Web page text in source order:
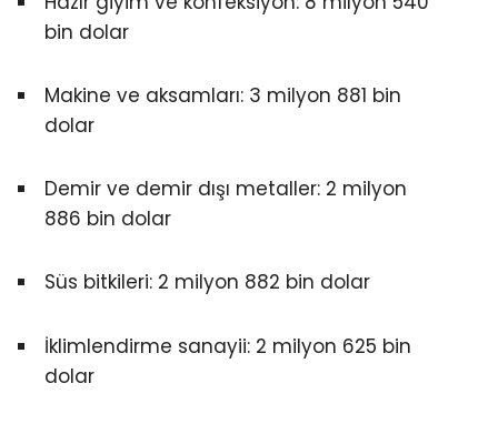
bin dolar
Makine ve aksamları: 3 milyon 881 bin
dolar
Demir ve demir dışı metaller: 2 milyon
886 bin dolar
Süs bitkileri: 2 milyon 882 bin dolar
İklimlendirme sanayii: 2 milyon 625 bin
dolar